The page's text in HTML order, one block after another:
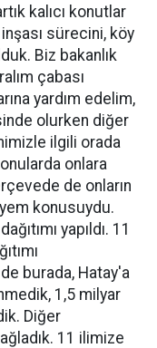
kalıcı konutlar
sürecini, köy
Biz bakanlık
çabası
yardım edelim,
olurken diğer
ilgili orada
onlara
de onların
konusuydu.
yapıldı. 11
burada, Hatay'a
1,5 milyar
Diğer
11 ilimize